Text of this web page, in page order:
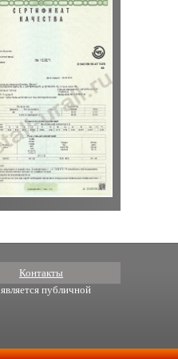
Контакты
публичной